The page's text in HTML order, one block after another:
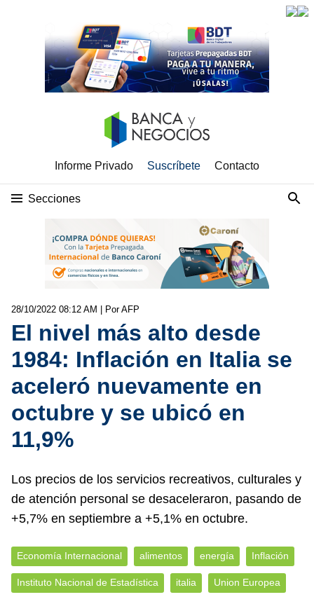
Informe Privado Suscríbete Contacto
Secciones
28/10/2022 08:12 AM | Por AFP
El nivel más alto desde
1984: Inflación en Italia se
aceleró nuevamente en
octubre y se ubicó en
11,9%
Los precios de los servicios recreativos, culturales y
de atención personal se desaceleraron, pasando de
+5,7% en septiembre a +5,1% en octubre.
Economía Internacional alimentos energía Inflación
Instituto Nacional de Estadística italia Union Europea